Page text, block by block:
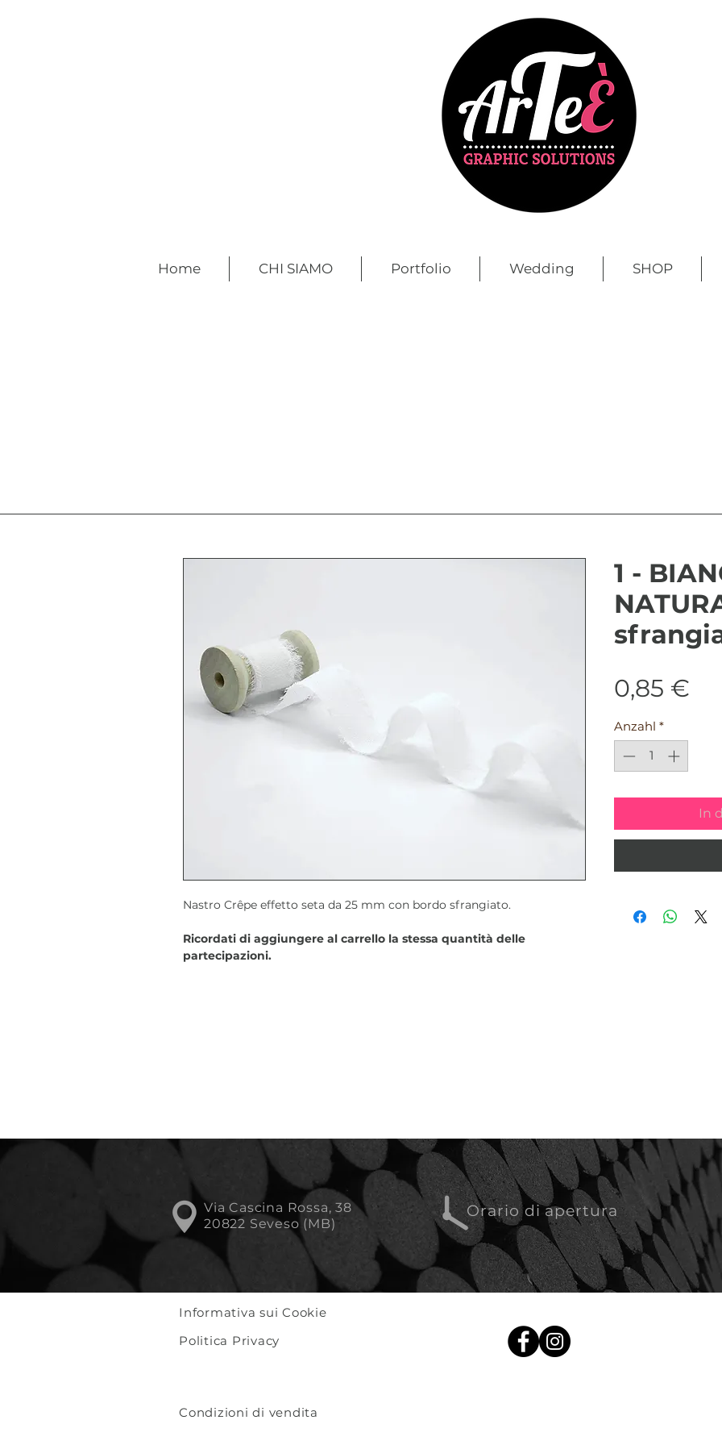
Home CHI SIAMO Portfolio Wedding SHOP
Nastro Crêpe effetto seta da 25 mm con bordo sfrangiato.
Ricordati di aggiungere al carrello la stessa quantità delle
partecipazioni.
1 -
0,85 €
Anzahl *
In
Orario di apertura
Via Cascina Rossa, 38
20822 Seveso (MB)
Informativa sui Cookie
Politica Privacy
Condizioni di vendita